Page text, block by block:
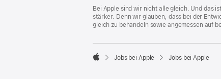
Footer
Bei Apple sind wir nicht alle gleich. Und das
stärker. Denn wir glauben, dass bei der
gleich zu behandeln sowie angemessen auf

Jobs bei Apple Jobs bei Apple